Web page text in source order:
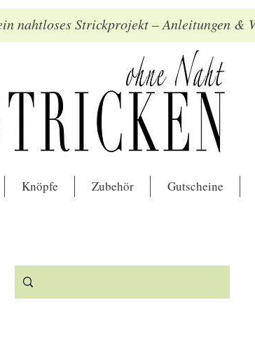
nahtloses Strickprojekt – Anleitungen &
Knöpfe Zubehör Gutscheine